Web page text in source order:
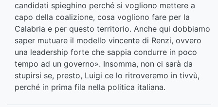
candidati spieghino perché si vogliono mettere a
capo della coalizione, cosa vogliono fare per la
Calabria e per questo territorio. Anche qui dobbiamo
saper mutuare il modello vincente di Renzi, ovvero
una leadership forte che sappia condurre in poco
tempo ad un governo». Insomma, non ci sarà da
stupirsi se, presto, Luigi ce lo ritroveremo in tivvù,
perché in prima fila nella politica italiana.